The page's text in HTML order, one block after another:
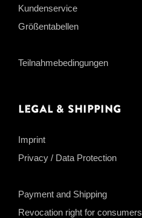
Kundenservice
Größentabellen
Teilnahmebedingungen
Legal & Shipping
Imprint
Privacy / Data Protection
Payment and Shipping
Revocation right for consumers